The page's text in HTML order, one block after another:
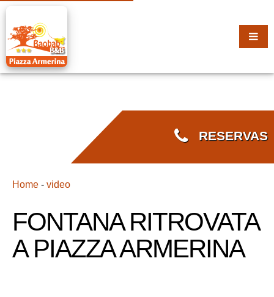
RESERVAS
Home - video
FONTANA RITROVATA
A PIAZZA ARMERINA